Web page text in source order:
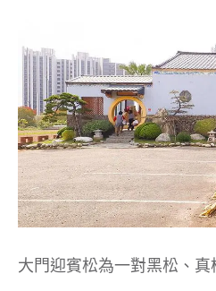
大門迎賓松為一對黑松、真